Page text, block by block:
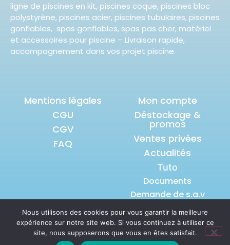
ligne de piscines en kit, piscines coque, piscines bloc
polystyrène, piscines acier, piscines tubulaires, piscines
gonflables, spas gonflables, spas pas cher, matériel
et accessoires pour piscine – Livraison rapide,
accompagnement dans vos projet piscine.
Mentions légales
CGU
CGV
FAQ
Mon compte
Déstockage &
promos
Ventes privées
Actualités
Tuto
Documents
Demande de s.a.v
© 2026 tous droits réservés S.A.S
POOLANDSPLASH
Nous utilisons des cookies pour vous garantir la meilleure
expérience sur notre site web. Si vous continuez à utiliser ce
site, nous supposerons que vous en êtes satisfait.